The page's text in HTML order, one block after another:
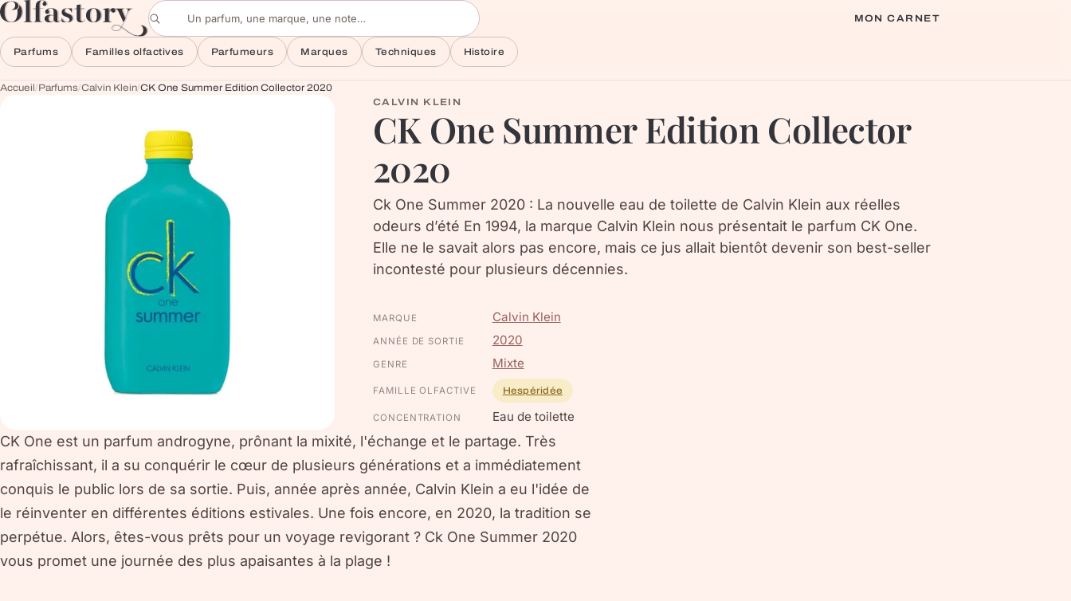
Aller au contenu
Rechercher un parfum
MON CARNET
Parfums Familles olfactives Parfumeurs Marques Techniques Histoire
Accueil/Parfums/Calvin Klein/CK One Summer Edition Collector 2020
CALVIN KLEIN
CK One Summer Edition Collector
2020
Ck One Summer 2020 : La nouvelle eau de toilette de Calvin Klein aux réelles
odeurs d’été En 1994, la marque Calvin Klein nous présentait le parfum CK One.
Elle ne le savait alors pas encore, mais ce jus allait bientôt devenir son best-seller
incontesté pour plusieurs décennies.
MARQUE Calvin Klein
ANNÉE DE SORTIE 2020
GENRE Mixte
FAMILLE OLFACTIVE Hespéridée
CONCENTRATION Eau de toilette
CK One est un parfum androgyne, prônant la mixité, l'échange et le partage. Très
rafraîchissant, il a su conquérir le cœur de plusieurs générations et a immédiatement
conquis le public lors de sa sortie. Puis, année après année, Calvin Klein a eu l'idée de
le réinventer en différentes éditions estivales. Une fois encore, en 2020, la tradition se
perpétue. Alors, êtes-vous prêts pour un voyage revigorant ? Ck One Summer 2020
vous promet une journée des plus apaisantes à la plage !